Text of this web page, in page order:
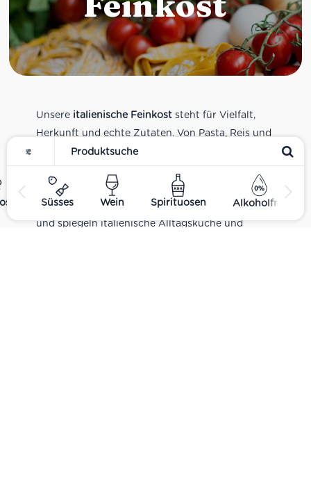
Süsses Wein Spirituosen Alkoholfrei
Unsere italienische Feinkoststeht für Vielfalt,
Herkunft und echte Zutaten. Von Pasta, Reis und
Tomatensaucen über Olivenöl, Antipasti und
Pesto bis zu Balsamico und Spezialitäten aus
verschiedenen Regionen Italiens. Alle Produkte
sind Teil unseres realen Supermarkt-Sortiments
und spiegeln italienische Alltagsküche und